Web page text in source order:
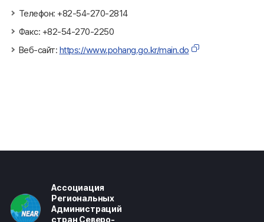
Телефон: +82-54-270-2814
Факс: +82-54-270-2250
Веб-сайт: https://www.pohang.go.kr/main.do
Ассоциация
Региональных
Администраций
стран Северо-